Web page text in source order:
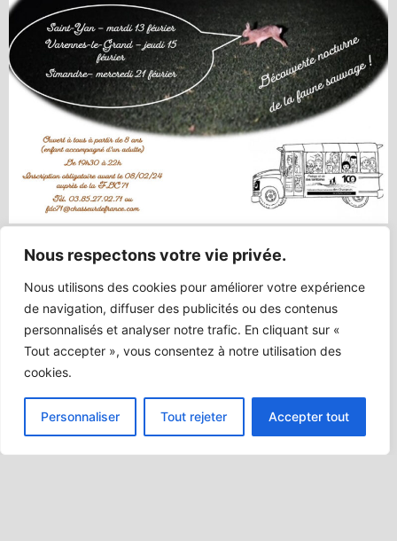
Nous respectons votre vie privée.
Nous utilisons des cookies pour améliorer votre expérience
de navigation, diffuser des publicités ou des contenus
personnalisés et analyser notre trafic. En cliquant sur «
Tout accepter », vous consentez à notre utilisation des
cookies.
Personnaliser Tout rejeter Accepter tout